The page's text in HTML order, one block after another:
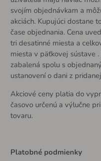
svojím objednávkam a
akciách. Kupujúci dostane
čase objednania. Cena
tri desatinné miesta a
miesta v päťkovej sústave
zabalená spolu s
ustanovení o dani z
Akciové ceny platia do
časovo určenú a výlučne
tovaru.
Platobné podmienky